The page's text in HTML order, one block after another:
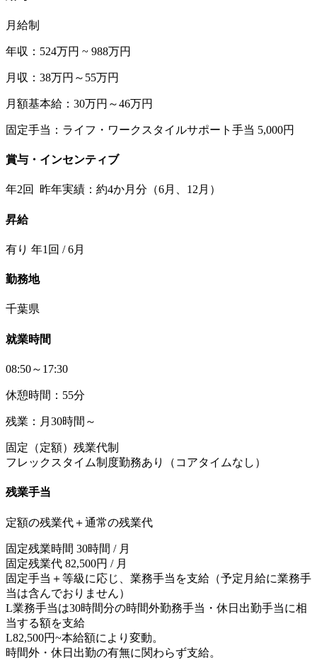
月給制
年収：524万円 ~ 988万円
月収：38万円～55万円
月額基本給：30万円～46万円
固定手当：ライフ・ワークスタイルサポート手当 5,000円
賞与・インセンティブ
年2回 昨年実績：約4か月分（6月、12月）
昇給
有り 年1回 / 6月
勤務地
千葉県
就業時間
08:50～17:30
休憩時間：55分
残業：月30時間～
固定（定額）残業代制
フレックスタイム制度勤務あり（コアタイムなし）
残業手当
定額の残業代＋通常の残業代
固定残業時間 30時間 / 月
固定残業代 82,500円 / 月
固定手当＋等級に応じ、業務手当を支給（予定月給に業務手
当は含んでおりません）
L業務手当は30時間分の時間外勤務手当・休日出勤手当に相
当する額を支給
L82,500円~本給額により変動。
時間外・休日出勤の有無に関わらず支給。